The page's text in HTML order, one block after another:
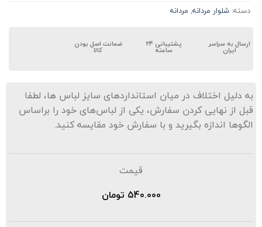
دسته:شلوار مردانه,مردانه
ارسال به سراسر
ایران
پشتیبانی ۲۴
ساعته
ضمانت اصل بودن
به دلیل اختلاف در میان استانداردهای سایز لباس ها، لطفا
قبل از نهایی کردن سفارش، یکی از لباس‌های خود را براساس
الگوها اندازه بگیرید و با سفارش خود مقایسه کنید.
قیمت
540.000تومان